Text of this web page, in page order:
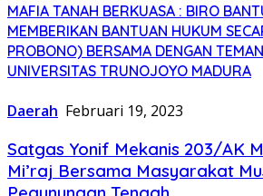
MAFIA TANAH BERKUASA : BIRO
MEMBERIKAN BANTUAN HUKUM
PROBONO) BERSAMA DENGAN
UNIVERSITAS TRUNOJOYO MADURA
Daerah Februari 19, 2023
Satgas Yonif Mekanis 203/AK
Mi’raj Bersama Masyarakat